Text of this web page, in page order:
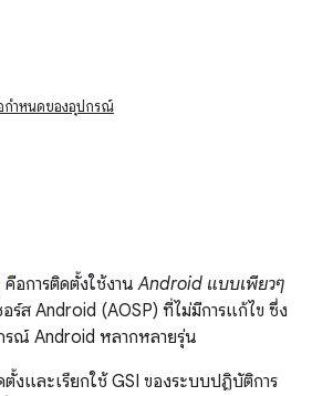
กำหนดของอุปกรณ์
คือการติดตั้งใช้งานAndroid แบบเพียวๆ
อร์ส Android (AOSP) ที่ไม่มีการแก้ไข ซึ่ง
รณ์ Android หลากหลายรุ่น
และเรียกใช้ GSI ของระบบปฏิบัติการ